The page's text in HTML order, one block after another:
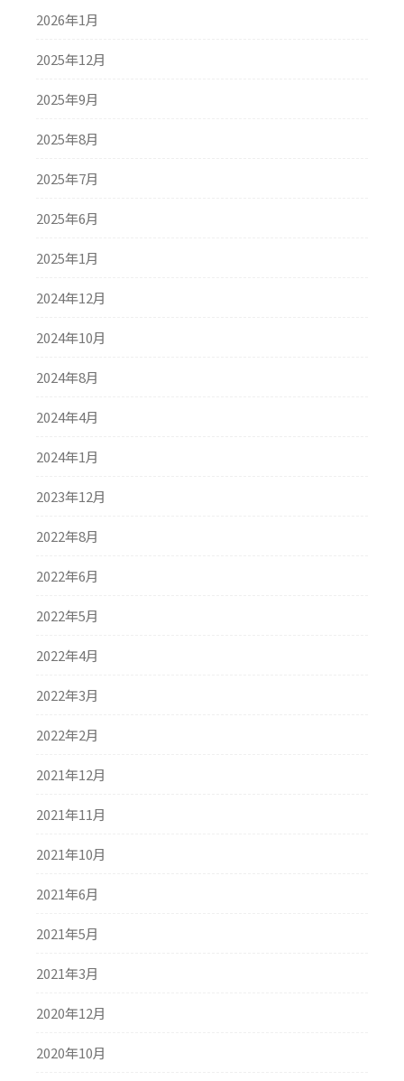
2026年1月
2025年12月
2025年9月
2025年8月
2025年7月
2025年6月
2025年1月
2024年12月
2024年10月
2024年8月
2024年4月
2024年1月
2023年12月
2022年8月
2022年6月
2022年5月
2022年4月
2022年3月
2022年2月
2021年12月
2021年11月
2021年10月
2021年6月
2021年5月
2021年3月
2020年12月
2020年10月